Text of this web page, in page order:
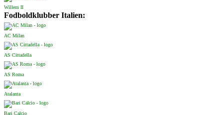
Willem II
Fodboldklubber Italien:
AC Milan
AS Cittadella
AS Roma
Atalanta
Bari Calcio